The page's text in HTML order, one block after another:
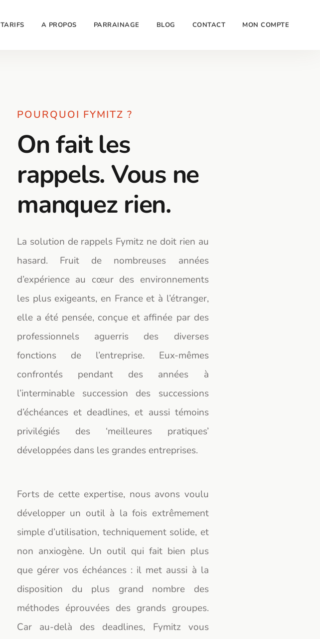
TARIFS A PROPOS PARRAINAGE BLOG CONTACT MON COMPTE
POURQUOI FYMITZ ?
On fait les
rappels. Vous ne
manquez rien.
La solution de rappels Fymitz ne doit rien au
hasard. Fruit de nombreuses années
d’expérience au cœur des environnements
les plus exigeants, en France et à l’étranger,
elle a été pensée, conçue et affinée par des
professionnels aguerris des diverses
fonctions de l’entreprise. Eux-mêmes
confrontés pendant des années à
l’interminable succession des successions
d’échéances et deadlines, et aussi témoins
privilégiés des ‘meilleures pratiques’
développées dans les grandes entreprises.
Forts de cette expertise, nous avons voulu
développer un outil à la fois extrêmement
simple d’utilisation, techniquement solide, et
non anxiogène. Un outil qui fait bien plus
que gérer vos échéances : il met aussi à la
disposition du plus grand nombre des
méthodes éprouvées des grands groupes.
Car au-delà des deadlines, Fymitz vous